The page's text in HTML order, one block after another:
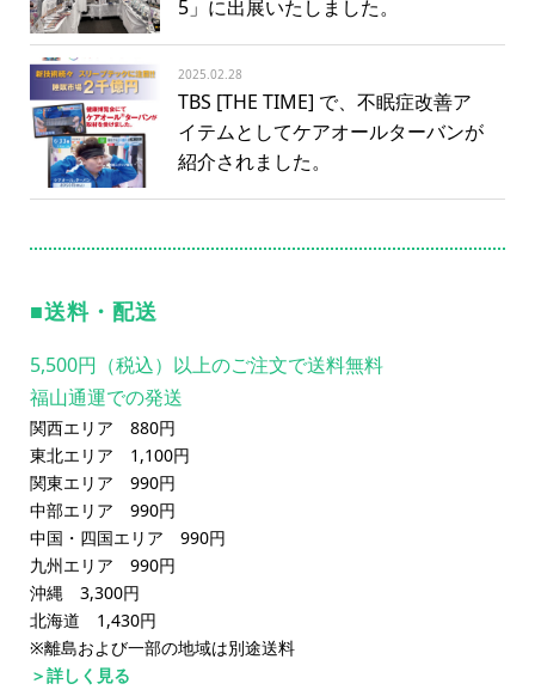
5」に出展いたしました。
2025.02.28
TBS [THE TIME] で、不眠症改善ア
イテムとしてケアオールターバンが
紹介されました。
送料・配送
5,500円（税込）以上のご注文で送料無料
福山通運での発送
関西エリア 880円
東北エリア 1,100円
関東エリア 990円
中部エリア 990円
中国・四国エリア 990円
九州エリア 990円
沖縄 3,300円
北海道 1,430円
※離島および一部の地域は別途送料
＞詳しく見る